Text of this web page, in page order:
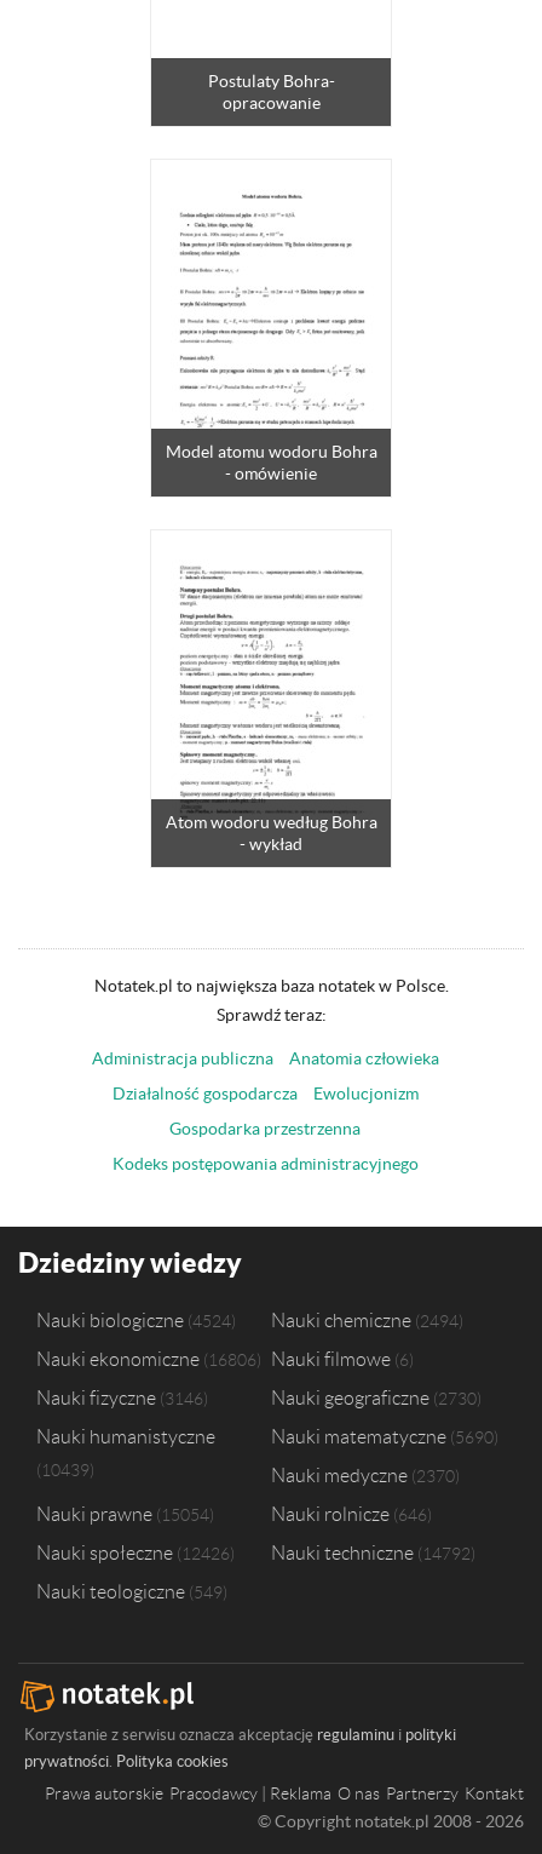
Postulaty Bohra-
opracowanie
Model atomu wodoru Bohra
- omówienie
Atom wodoru według Bohra
- wykład
Notatek.pl to największa baza notatek w Polsce.
Sprawdź teraz:
Administracja publiczna
Anatomia człowieka
Działalność gospodarcza
Ewolucjonizm
Gospodarka przestrzenna
Kodeks postępowania administracyjnego
Dziedziny wiedzy
Nauki biologiczne 4524 Nauki chemiczne 2494
Nauki ekonomiczne 16806 Nauki filmowe 6
Nauki fizyczne 3146 Nauki geograficzne 2730
Nauki humanistyczne
10439
Nauki matematyczne 5690
Nauki medyczne 2370
Nauki prawne 15054 Nauki rolnicze 646
Nauki społeczne 12426 Nauki techniczne 14792
Nauki teologiczne 549
Korzystanie z serwisu oznacza akceptację regulaminu i polityki
prywatności Polityka cookies
Prawa autorskie Pracodawcy | Reklama O nas Partnerzy Kontakt
© Copyright notatek.pl 2008 - 2026